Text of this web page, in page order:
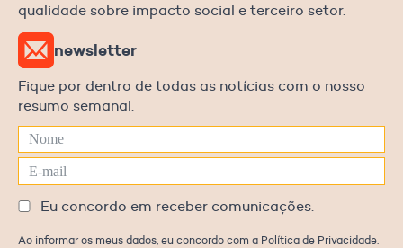
qualidade sobre impacto social e terceiro setor.
newsletter
Fique por dentro de todas as notícias com o nosso
resumo semanal.
Eu concordo em receber comunicações.
Ao informar os meus dados, eu concordo com a Política de Privacidade.